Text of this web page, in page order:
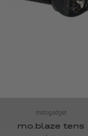
motogadget
mo.blaze tens